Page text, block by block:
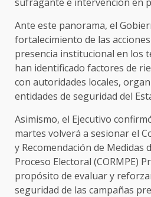
Ante este panorama, el
fortalecimiento de las
presencia institucional en los
han identificado factores de
con autoridades locales,
entidades de seguridad del
Asimismo, el Ejecutivo
martes volverá a sesionar el
y Recomendación de Medidas
Proceso Electoral (CORMPE)
propósito de evaluar y
seguridad de las campañas